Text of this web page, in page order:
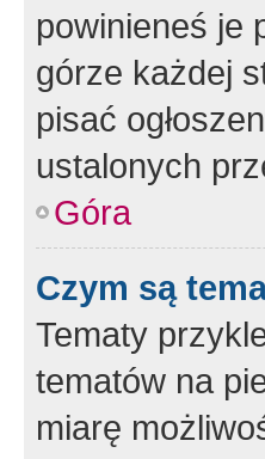
powinieneś je
górze każdej
pisać
ustalonych
Góra
Czym są
Tematy
tematów na
miarę